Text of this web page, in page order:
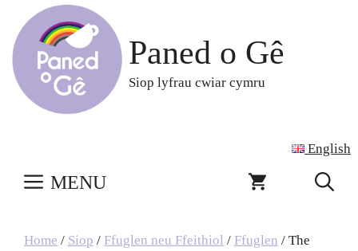
content
Paned o Gê
Siop lyfrau cwiar cymru
English
MENU
Home / Siop / Ffuglen neu Ffeithiol / Ffuglen / The